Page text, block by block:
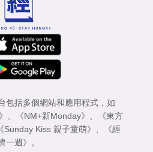
包括多個網站和應用程式，如
、 《NM+新Monday》 、
《東方
《Sunday Kiss 親子童萌》 、
《經
一週》 。